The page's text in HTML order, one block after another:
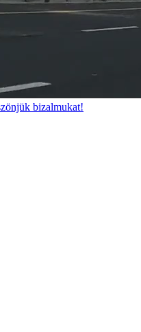
bizalmukat!